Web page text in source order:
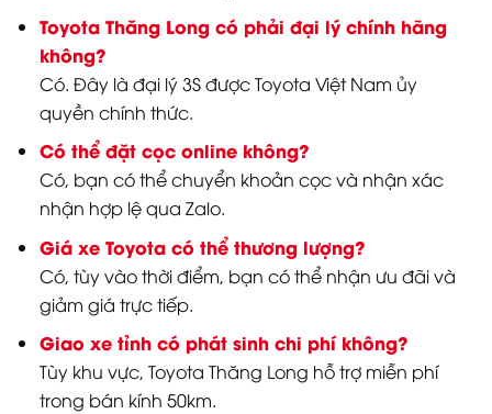
Toyota Thăng Long có phải đại lý chính hãng
không?
Có. Đây là đại lý 3S được Toyota Việt Nam ủy
quyền chính thức.
Có thể đặt cọc online không?
Có, bạn có thể chuyển khoản cọc và nhận xác
nhận hợp lệ qua Zalo.
Giá xe Toyota có thể thương lượng?
Có, tùy vào thời điểm, bạn có thể nhận ưu đãi và
giảm giá trực tiếp.
Giao xe tỉnh có phát sinh chi phí không?
Tùy khu vực, Toyota Thăng Long hỗ trợ miễn phí
trong bán kính 50km.